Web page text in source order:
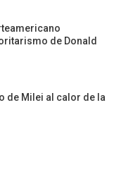
de Donald
de Milei al calor de la